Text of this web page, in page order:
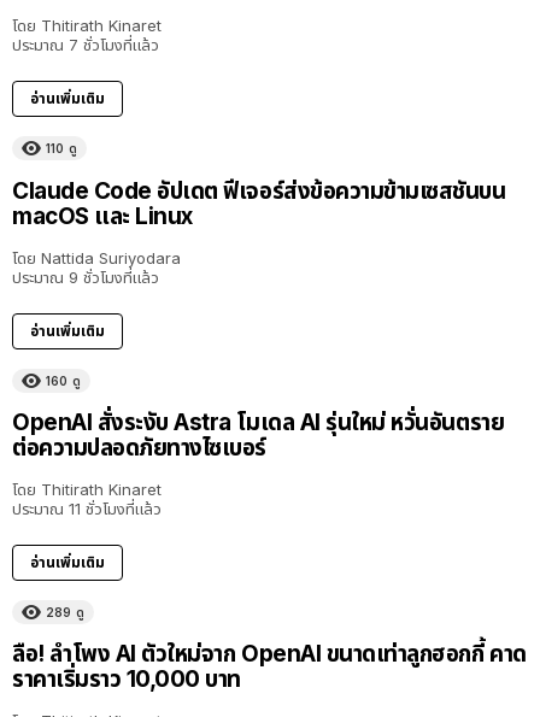
โดย Thitirath Kinaret
ประมาณ 7 ชั่วโมงที่แล้ว
อ่านเพิ่มเติม
110 ดู
Claude Code อัปเดต ฟีเจอร์ส่งข้อความข้ามเซสชันบน
macOS และ Linux
โดย Nattida Suriyodara
ประมาณ 9 ชั่วโมงที่แล้ว
อ่านเพิ่มเติม
160 ดู
OpenAI สั่งระงับ Astra โมเดล AI รุ่นใหม่ หวั่นอันตราย
ต่อความปลอดภัยทางไซเบอร์
โดย Thitirath Kinaret
ประมาณ 11 ชั่วโมงที่แล้ว
อ่านเพิ่มเติม
289 ดู
ลือ! ลำโพง AI ตัวใหม่จาก OpenAI ขนาดเท่าลูกฮอกกี้ คาด
ราคาเริ่มราว 10,000 บาท